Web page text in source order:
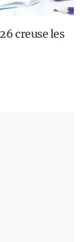
creuse les